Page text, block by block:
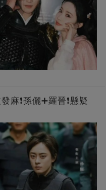
麻❗️孫儷➕羅晉❗懸疑